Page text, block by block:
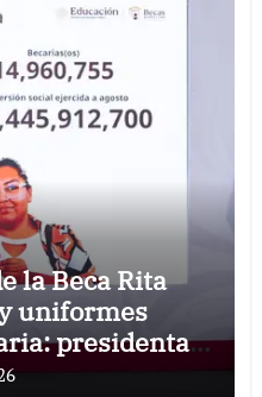
la Beca Rita
uniformes
presidenta